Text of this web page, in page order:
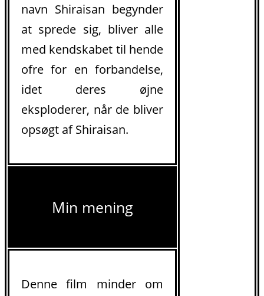
navn Shiraisan begynder
at sprede sig, bliver alle
med kendskabet til hende
ofre for en forbandelse,
idet deres øjne
eksploderer, når de bliver
opsøgt af Shiraisan.
Min mening
Denne film minder om